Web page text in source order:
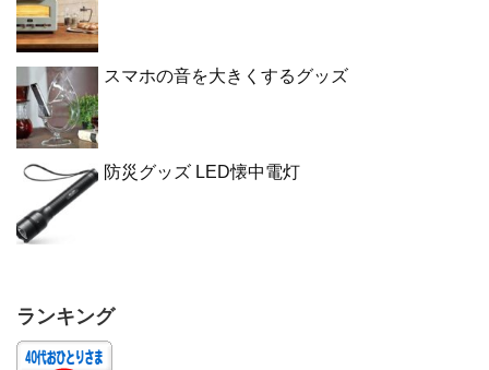
スマホの音を大きくするグッズ
防災グッズ LED懐中電灯
ランキング